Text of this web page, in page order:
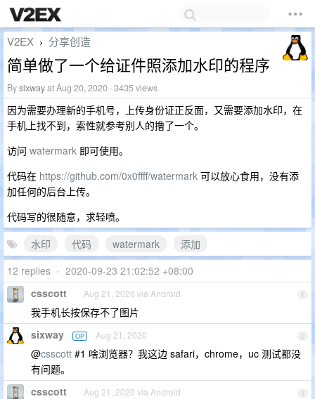
V2EX › 分享创造
简单做了一个给证件照添加水印的程序
Bysixwayat Aug 20, 2020 · 3435 views
因为需要办理新的手机号，上传身份证正反面，又需要添加水印，在
手机上找不到，索性就参考别人的撸了一个。
访问 watermark 即可使用。
代码在 https://github.com/0x0ffff/watermark 可以放心食用，没有添
加任何的后台上传。
代码写的很随意，求轻喷。
水印
代码 watermark
添加
12 replies • 2020-09-23 21:02:52 +08:00
1
csscott Aug 21, 2020 via Android
我手机长按保存不了图片
2
sixway OP Aug 21, 2020
@csscott #1 啥浏览器？我这边 safari，chrome，uc 测试都没
有问题。
3
csscott Aug 21, 2020 via Android